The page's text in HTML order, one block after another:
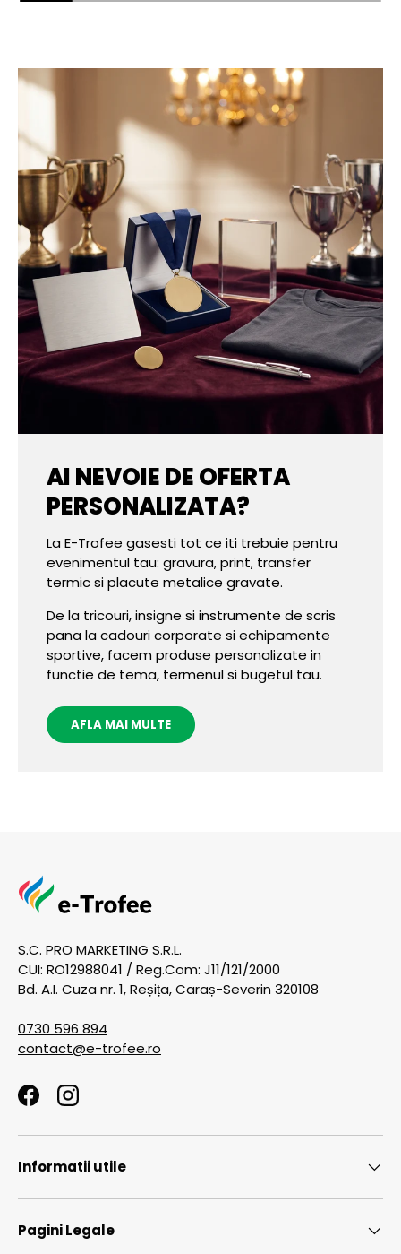
AI NEVOIE DE OFERTA
PERSONALIZATA?
La E-Trofee gasesti tot ce iti trebuie pentru
evenimentul tau: gravura, print, transfer
termic si placute metalice gravate.
De la tricouri, insigne si instrumente de scris
pana la cadouri corporate si echipamente
sportive, facem produse personalizate in
functie de tema, termenul si bugetul tau.
AFLA MAI MULTE
S.C. PRO MARKETING S.R.L.
CUI: RO12988041 / Reg.Com: J11/121/2000
Bd. A.I. Cuza nr. 1, Reșița, Caraș-Severin 320108
0730 596 894
contact@e-trofee.ro
FacebookInstagram
Informatii utile
Pagini Legale